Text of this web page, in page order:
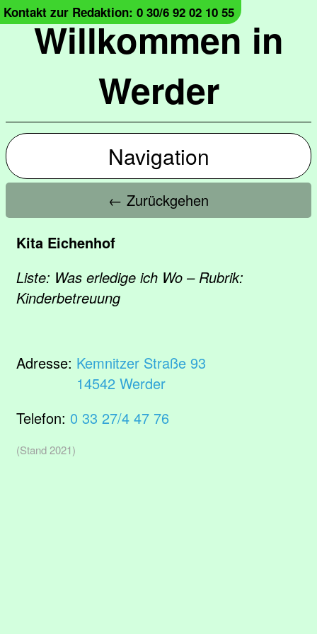
Willkommen in
Werder
Kontakt zur Redaktion: 0 30/6 92 02 10 55
Navigation
← Zurückgehen
Kita Eichenhof
Liste: Was erledige ich Wo – Rubrik:
Kinderbetreuung
Adresse: Kemnitzer Straße 93
14542 Werder
Telefon: 0 33 27/4 47 76
(Stand 2021)